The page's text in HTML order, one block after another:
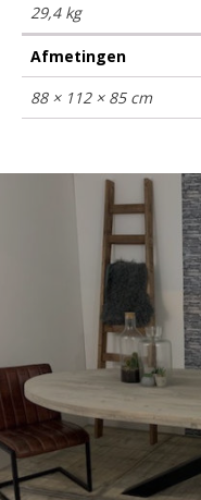
29,4 kg
Afmetingen
88 × 112 × 85 cm